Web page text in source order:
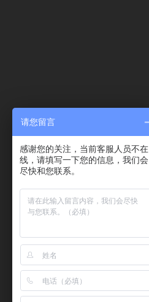
请您留言
感谢您的关注，当前客服人员不在
线，请填写一下您的信息，我们会
尽快和您联系。